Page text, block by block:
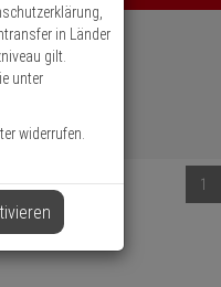
1
in Länder
gilt.
unter
widerrufen.